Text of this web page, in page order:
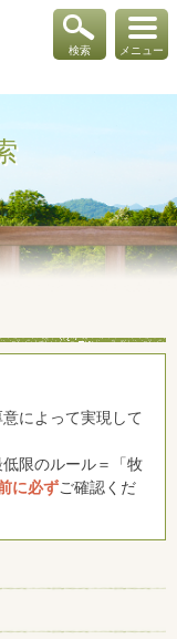
メニュー
検索
によって実現して
限のルール＝「牧
に必ずご確認くだ